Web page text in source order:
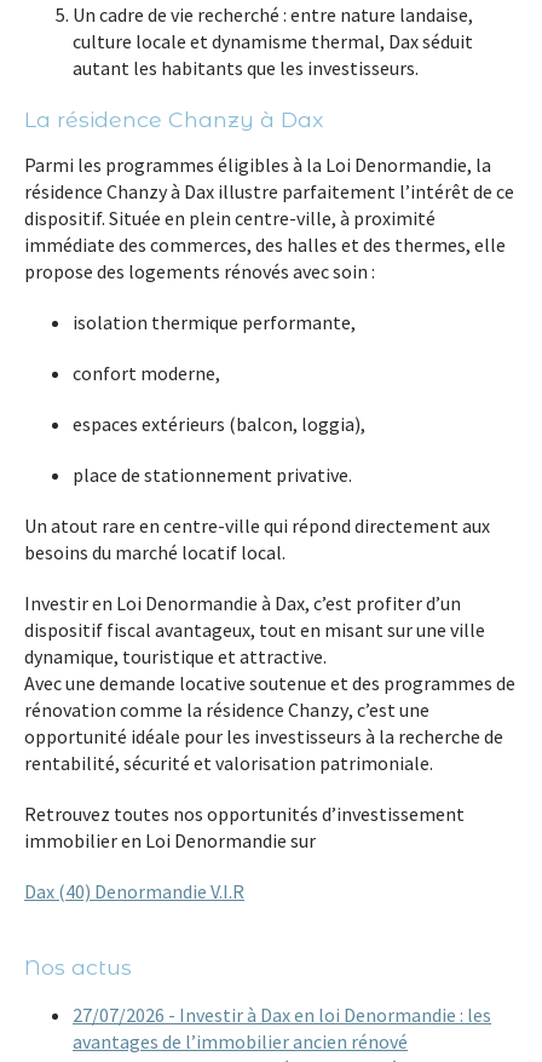
Un cadre de vie recherché : entre nature landaise,
culture locale et dynamisme thermal, Dax séduit
autant les habitants que les investisseurs.
La résidence Chanzy à Dax
Parmi les programmes éligibles à la Loi Denormandie, la
résidence Chanzy à Dax illustre parfaitement l’intérêt de ce
dispositif. Située en plein centre-ville, à proximité
immédiate des commerces, des halles et des thermes, elle
propose des logements rénovés avec soin :
isolation thermique performante,
confort moderne,
espaces extérieurs (balcon, loggia),
place de stationnement privative.
Un atout rare en centre-ville qui répond directement aux
besoins du marché locatif local.
Investir en Loi Denormandie à Dax, c’est profiter d’un
dispositif fiscal avantageux, tout en misant sur une ville
dynamique, touristique et attractive.
Avec une demande locative soutenue et des programmes de
rénovation comme la résidence Chanzy, c’est une
opportunité idéale pour les investisseurs à la recherche de
rentabilité, sécurité et valorisation patrimoniale.
Retrouvez toutes nos opportunités d’investissement
immobilier en Loi Denormandie sur
Dax (40) Denormandie V.I.R
Nos actus
27/07/2026 - Investir à Dax en loi Denormandie : les
avantages de l’immobilier ancien rénové